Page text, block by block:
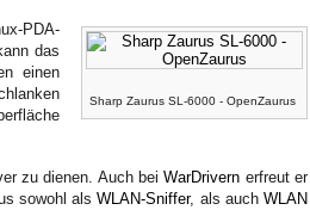
Sharp Zaurus SL-6000 - OpenZaurus
PDA-
das
einen
zu dienen. Auch beiWarDrivern erfreut er
sowohl alsWLAN-Sniffer, als auchWLAN